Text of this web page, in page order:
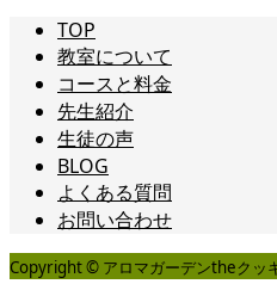
TOP
教室について
コースと料金
先生紹介
生徒の声
BLOG
よくある質問
お問い合わせ
Copyright © アロマガーデンtheクッ